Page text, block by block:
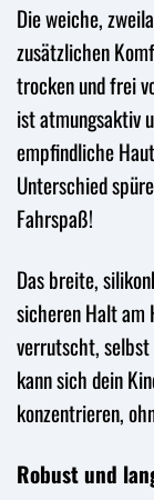
Die weiche,
zusätzlichen
trocken und frei
ist atmungsaktiv
empfindliche
Unterschied
Fahrspaß!
Das breite,
sicheren Halt am
verrutscht, selbst
kann sich dein
konzentrieren,
Robust und